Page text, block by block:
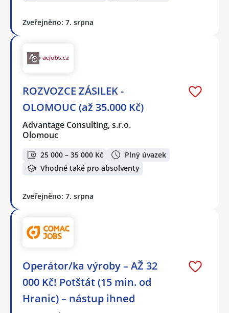
Zveřejněno: 7. srpna
ROZVOZCE ZÁSILEK -
OLOMOUC (až 35.000 Kč)
Advantage Consulting, s.r.o.
Olomouc
25 000 – 35 000 Kč
Plný úvazek
Vhodné také pro absolventy
Zveřejněno: 7. srpna
Operátor/ka výroby – AŽ 32
000 Kč! Potštát (15 min. od
Hranic) – nástup ihned